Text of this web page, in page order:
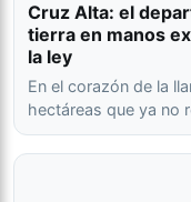
Cruz Alta: el
tierra en manos
la ley
En el corazón de la
hectáreas que ya no